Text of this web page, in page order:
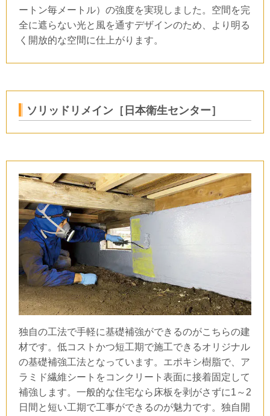
ートン毎メートル）の強度を実現しました。空間を完
全に遮らない光と風を通すデザインのため、より明る
く開放的な空間に仕上がります。
ソリッドリメイン［日本衛生センター］
独自の工法で手軽に基礎補強ができるのがこちらの建
材です。低コストかつ短工期で施工できるオリジナル
の基礎補強工法となっています。エポキシ樹脂で、ア
ラミド繊維シートをコンクリート表面に接着固定して
補強します。一般的な住宅なら床板を剥がさずに1 ～ 2
日間と短い工期で工事ができるのが魅力です。独自開